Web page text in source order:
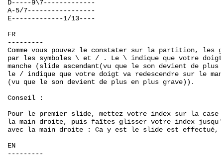
D-----9\7-------------
A-5/7-----------------
E-------------1/13----
FR
---------
Comme vous pouvez le constater sur la partition, les
par les symboles \ et / . Le \ indique que votre
manche (slide ascendant(vu que le son devient de
le / indique que votre doigt va redescendre sur le
(vu que le son devient de plus en plus grave)).
Conseil :
Pour le premier slide, mettez votre index sur la
la main droite, puis faîtes glisser votre index
avec la main droite : Ca y est le slide est effectué,
EN
---------